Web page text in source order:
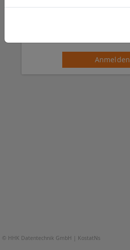
Anmelden
© HHK Datentechnik GmbH | KostatNs